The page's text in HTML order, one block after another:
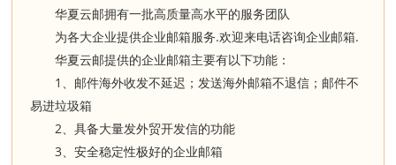
华夏云邮拥有一批高质量高水平的服务团队
为各大企业提供企业邮箱服务.欢迎来电话咨询企业邮箱.
华夏云邮提供的企业邮箱主要有以下功能：
1 、邮件海外收发不延迟；发送海外邮箱不退信；邮件不
易进垃圾箱
2、具备大量发外贸开发信的功能
3、安全稳定性极好的企业邮箱